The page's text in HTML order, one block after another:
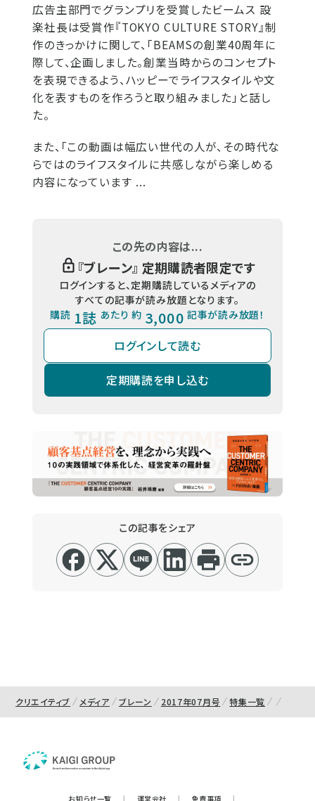
広告主部門でグランプリを受賞したビームス 設
楽社長は受賞作『TOKYO CULTURE STORY』制
作のきっかけに関して、「BEAMSの創業40周年に
際して、企画しました。創業当時からのコンセプト
を表現できるよう、ハッピーでライフスタイルや文
化を表すものを作ろうと取り組みました」と話し
た。
また、「この動画は幅広い世代の人が、その時代な
らではのライフスタイルに共感しながら楽しめる
内容になっています ...
この先の内容は...
『ブレーン』 定期購読者限定です
ログインすると、定期購読しているメディアの
すべての記事が読み放題となります。
購読 1誌 あたり 約 3,000 記事が読み放題！
ログインして読む
定期購読を申し込む
この記事をシェア
クリエイティブ メディア ブレーン 2017年07月号 特集一覧
お知らせ一覧 | 運営会社 | 免責事項 |